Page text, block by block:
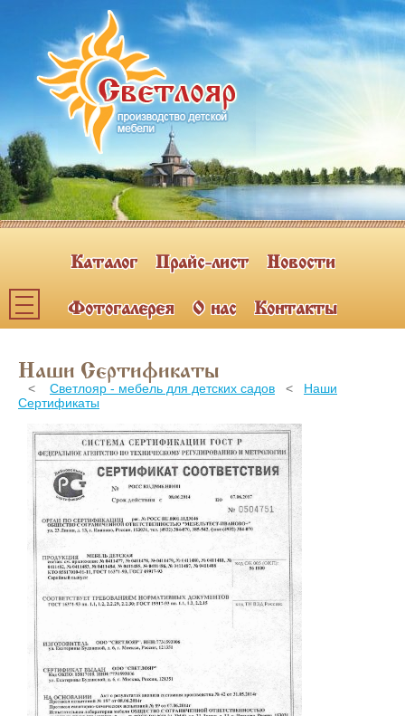
Каталог Прайс-лист Новости
Фотогалерея О нас Контакты
Каталог мебели
ПОЛКИ НАВЕСНЫЕ (2)
ШКАФЫ ДЛЯ КАБИНЕТОВ
И ОФИСОВ (95)
СТОЛЫ ДЛЯ КАБИНЕТОВ И
ОФИСОВ (59)
КРОВАТИ ДЛЯ ДЕТСКОГО
САДА (65)
МАТРАСЫ ДЛЯ ДЕТСКИХ
КРОВАТЕЙ (6)
СТОЛЫ ДЛЯ ДЕТСКОГО
САДА (65)
СТУЛЬЯ И СКАМЕЙКИ ДЛЯ
ДЕТСКОГО САДА (34)
ШКАФЫ В РАЗДЕВАЛКУ
ДЛЯ ДЕТСКОГО САДА (39)
ШКАФЫ ДЛЯ ПОЛОТЕНЕЦ
И ГОРШКОВ (32)
Наши Сертификаты
< Светлояр - мебель для детских садов < Наши
Сертификаты